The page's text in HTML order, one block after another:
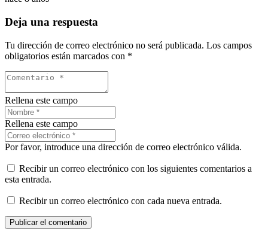
Deja una respuesta
Tu dirección de correo electrónico no será publicada. Los campos
obligatorios están marcados con *
Rellena este campo
Rellena este campo
Por favor, introduce una dirección de correo electrónico válida.
Recibir un correo electrónico con los siguientes comentarios a
esta entrada.
Recibir un correo electrónico con cada nueva entrada.
Publicar el comentario